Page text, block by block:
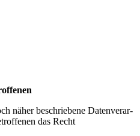
näher beschriebene Daten­ver­ar­
das Recht